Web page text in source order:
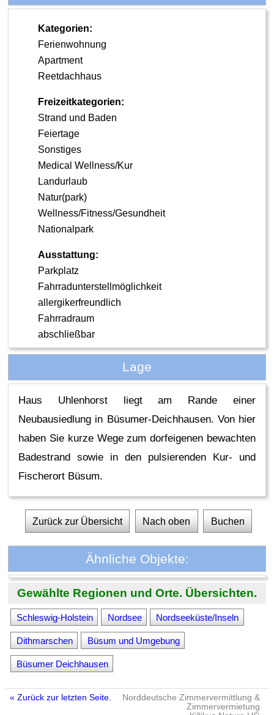
Kategorien:
Ferienwohnung
Apartment
Reetdachhaus
Freizeitkategorien:
Strand und Baden
Feiertage
Sonstiges
Medical Wellness/Kur
Landurlaub
Natur(park)
Wellness/Fitness/Gesundheit
Nationalpark
Ausstattung:
Parkplatz
Fahrradunterstellmöglichkeit
allergikerfreundlich
Fahrradraum
abschließbar
Lage
Haus Uhlenhorst liegt am Rande einer
Neubausiedlung in Büsumer-Deichhausen. Von hier
haben Sie kurze Wege zum dorfeigenen bewachten
Badestrand sowie in den pulsierenden Kur- und
Fischerort Büsum.
Zurück zur Übersicht Nach oben Buchen
Ähnliche Objekte:
Gewählte Regionen und Orte. Übersichten.
Schleswig-Holstein Nordsee Nordseeküste/Inseln
Dithmarschen Büsum und Umgebung
Büsumer Deichhausen
« Zurück zur letzten Seite.
Norddeutsche Zimmervermittlung &
Zimmervermietung